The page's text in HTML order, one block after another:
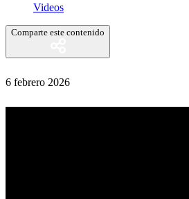
Videos
Comparte este contenido
6 febrero 2026